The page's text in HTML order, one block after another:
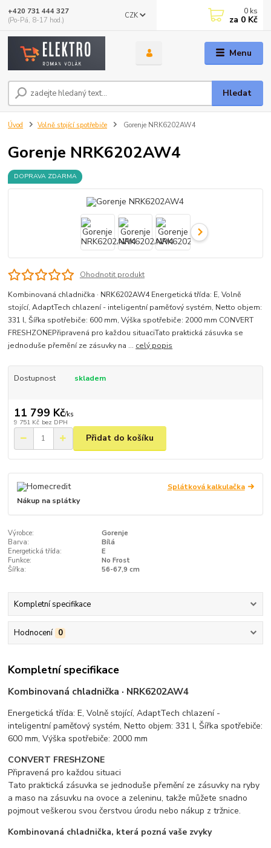
Menu
CZK
Hledat
+420 731 444 327
(Po-Pá, 8-17 hod.)
0 ks
za 0 Kč
Úvod Volně stojící spotřebiče Gorenje NRK6202AW4
Gorenje NRK6202AW4
DOPRAVA ZDARMA
Ohodnotit produkt
Kombinovaná chladnička · NRK6202AW4 Energetická třída: E, Volně
stojící, AdaptTech chlazení - inteligentní paměťový systém, Netto objem:
331 l, Šířka spotřebiče: 600 mm, Výška spotřebiče: 2000 mm CONVERT
FRESHZONEPřipravená pro každou situaciTato praktická zásuvka se
jednoduše přemění ze zásuvky na ... celý popis
Dostupnost skladem
11 799 Kč/ks
9 751 Kč bez DPH
Přidat do košíku
Splátková kalkulačka
Nákup na splátky
Výrobce:
Gorenje
Barva:
Bílá
Energetická třída:
E
Funkce:
No Frost
Šířka:
56-67,9 cm
Kompletní specifikace
Hodnocení 0
Kompletní specifikace
Kombinovaná chladnička · NRK6202AW4
Energetická třída: E, Volně stojící, AdaptTech chlazení -
inteligentní paměťový systém, Netto objem: 331 l, Šířka spotřebiče:
600 mm, Výška spotřebiče: 2000 mm
CONVERT FRESHZONE
Připravená pro každou situaci
Tato praktická zásuvka se jednoduše přemění ze zásuvky na ryby
a maso na zásuvku na ovoce a zeleninu, takže můžete snadno
pojmout veškerou svou čerstvou úrodu nebo nákup z tržnice.
Kombinovaná chladnička, která pozná vaše zvyky